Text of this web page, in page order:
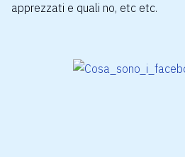
apprezzati e quali no, etc etc.